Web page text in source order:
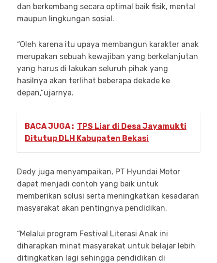
dan berkembang secara optimal baik fisik, mental
maupun lingkungan sosial.
“Oleh karena itu upaya membangun karakter anak
merupakan sebuah kewajiban yang berkelanjutan
yang harus di lakukan seluruh pihak yang
hasilnya akan terlihat beberapa dekade ke
depan,”ujarnya.
BACA JUGA : TPS Liar di Desa Jayamukti
Ditutup DLH Kabupaten Bekasi
Dedy juga menyampaikan, PT Hyundai Motor
dapat menjadi contoh yang baik untuk
memberikan solusi serta meningkatkan kesadaran
masyarakat akan pentingnya pendidikan.
“Melalui program Festival Literasi Anak ini
diharapkan minat masyarakat untuk belajar lebih
ditingkatkan lagi sehingga pendidikan di